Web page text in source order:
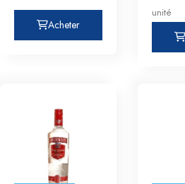
Acheter
unité